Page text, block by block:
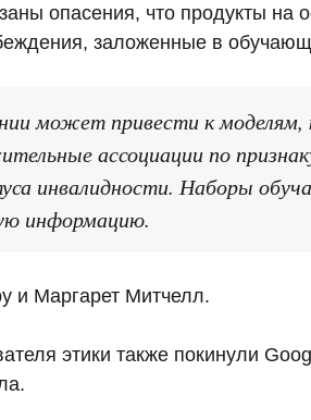
опасения, что продукты на
заложенные в
может привести к
ассоциации по
инвалидности. Наборы
информацию.
и Маргарет Митчелл.
этики также покинули